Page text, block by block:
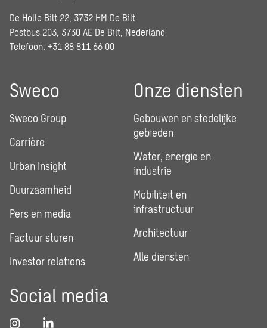
De Holle Bilt 22, 3732 HM De Bilt
Postbus 203, 3730 AE De Bilt, Nederland
Telefoon: +31 88 811 66 00
Sweco
Sweco Group
Carrière
Urban Insight
Duurzaamheid
Pers en media
Factuur sturen
Investor relations
Onze diensten
Gebouwen en stedelijke
gebieden
Water, energie en
industrie
Mobiliteit en
infrastructuur
Architectuur
Alle diensten
Social media